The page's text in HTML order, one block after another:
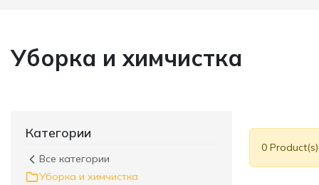
Уборка и химчистка
Категории
Все категории
Уборка и химчистка
0